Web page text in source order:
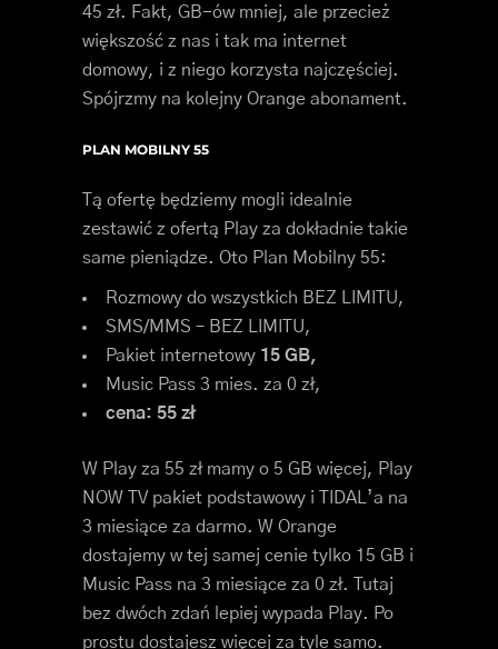
45 zł. Fakt, GB-ów mniej, ale przecież
większość z nas i tak ma internet
domowy, i z niego korzysta najczęściej.
Spójrzmy na kolejny Orange abonament.
PLAN MOBILNY 55
Tą ofertę będziemy mogli idealnie
zestawić z ofertą Play za dokładnie takie
same pieniądze. Oto Plan Mobilny 55:
Rozmowy do wszystkich BEZ LIMITU,
SMS/MMS – BEZ LIMITU,
Pakiet internetowy 15 GB,
Music Pass 3 mies. za 0 zł,
cena: 55 zł
W Play za 55 zł mamy o 5 GB więcej, Play
NOW TV pakiet podstawowy i TIDAL’a na
3 miesiące za darmo. W Orange
dostajemy w tej samej cenie tylko 15 GB i
Music Pass na 3 miesiące za 0 zł. Tutaj
bez dwóch zdań lepiej wypada Play. Po
prostu dostajesz więcej za tyle samo.